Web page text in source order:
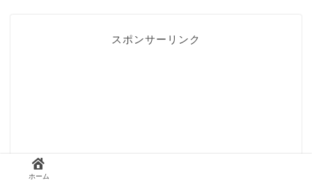
スポンサーリンク
ホーム